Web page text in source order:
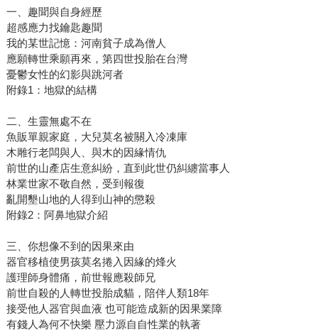
一、趣聞與自身經歷
超感應力找鑰匙趣聞
我的某世記憶：河南貧子成為僧人
應願轉世乘願再來，第四世投胎在台灣
憂鬱女性的幻影與跳河者
附錄1：地獄的結構
二、生靈無處不在
魚販單親家庭，大兒莫名被關入冷凍庫
木雕行老闆與人、與木的因緣情仇
前世的山產店生意糾紛，直到此世仍糾纏當事人
林業世家不敬自然，受到報復
亂開墾山地的人得到山神的懲殺
附錄2：阿鼻地獄介紹
三、你想像不到的因果來由
器官移植使男孩莫名捲入因緣的烽火
護理師身體痛，前世報應殺師兄
前世自殺的人轉世投胎成貓，陪伴人類18年
接受他人器官與血液 也可能造成新的因果業障
有錢人為何不快樂 壓力源自自性業的執著